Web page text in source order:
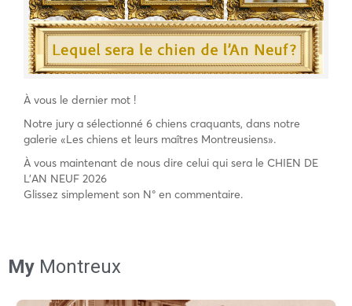
À vous le dernier mot !
Notre jury a sélectionné 6 chiens craquants, dans notre
galerie «Les chiens et leurs maîtres Montreusiens».
À vous maintenant de nous dire celui qui sera le CHIEN DE
L’AN NEUF 2026
Glissez simplement son N° en commentaire.
My Montreux